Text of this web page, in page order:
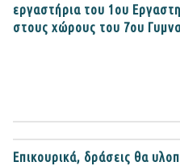
εργαστήρια του 1ου
στους χώρους του 7ου
Επικουρικά, δράσεις θα